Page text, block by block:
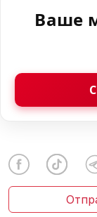
Ваше